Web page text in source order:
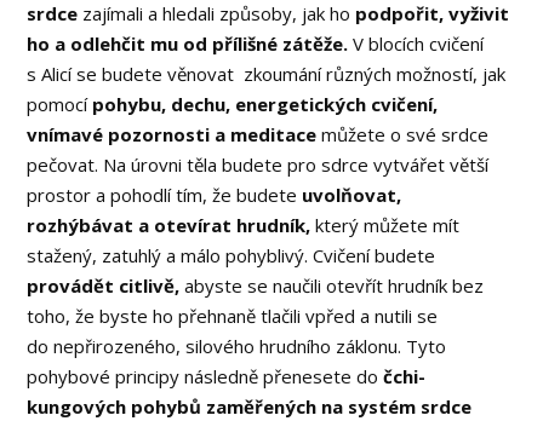
srdce zajímali a hledali způsoby, jak ho podpořit, vyživit
ho a odlehčit mu od přílišné zátěže. V blocích cvičení
s Alicí se budete věnovat zkoumání různých možností, jak
pomocí pohybu, dechu, energetických cvičení,
vnímavé pozornosti a meditace můžete o své srdce
pečovat. Na úrovni těla budete pro sdrce vytvářet větší
prostor a pohodlí tím, že budete uvolňovat,
rozhýbávat a otevírat hrudník, který můžete mít
stažený, zatuhlý a málo pohyblivý. Cvičení budete
provádět citlivě, abyste se naučili otevřít hrudník bez
toho, že byste ho přehnaně tlačili vpřed a nutili se
do nepřirozeného, silového hrudního záklonu. Tyto
pohybové principy následně přenesete dočchi-
kungových pohybů zaměřených na systém srdce